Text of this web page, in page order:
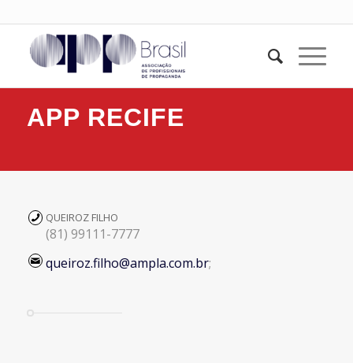
APP RECIFE
QUEIROZ FILHO
(81) 99111-7777
queiroz.filho@ampla.com.br;